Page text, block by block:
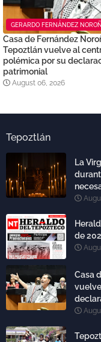
GERARDO FERNÁNDEZ
Casa de Fernández
Tepoztlán vuelve al
polémica por su
patrimonial
August 06, 2026
Tepoztlán
La
de
Casa